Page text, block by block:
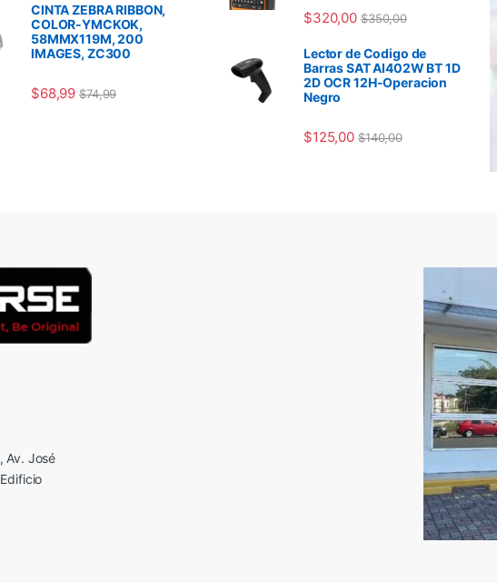
CINTA ZEBRA RIBBON,
COLOR-YMCKOK,
58MMX119M, 200
IMAGES, ZC300
$68,99 $74,99
$320,00 $350,00
Lector de Codigo de
Barras SAT AI402W BT 1D
2D OCR 12H-Operacion
Negro
$125,00 $140,00
Av. José